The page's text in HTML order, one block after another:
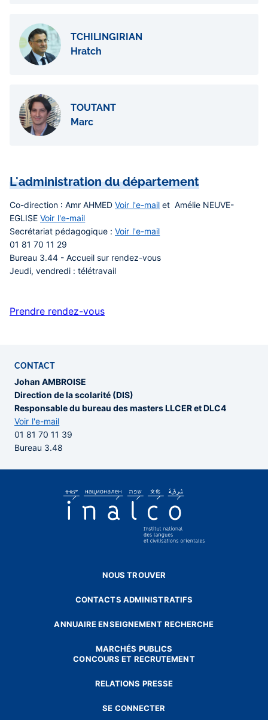
TCHILINGIRIAN
Hratch
TOUTANT
Marc
L'administration du département
Co-direction : Amr AHMED Voir l'e-mail et Amélie NEUVE-
EGLISE Voir l'e-mail
Secrétariat pédagogique : Voir l'e-mail
01 81 70 11 29
Bureau 3.44 - Accueil sur rendez-vous
Jeudi, vendredi : télétravail
Prendre rendez-vous
CONTACT
Johan AMBROISE
Direction de la scolarité (DIS)
Responsable du bureau des masters LLCER et DLC4
Voir l'e-mail
01 81 70 11 39
Bureau 3.48
NOUS TROUVER
CONTACTS ADMINISTRATIFS
ANNUAIRE ENSEIGNEMENT RECHERCHE
MARCHÉS PUBLICS
CONCOURS ET RECRUTEMENT
RELATIONS PRESSE
SE CONNECTER